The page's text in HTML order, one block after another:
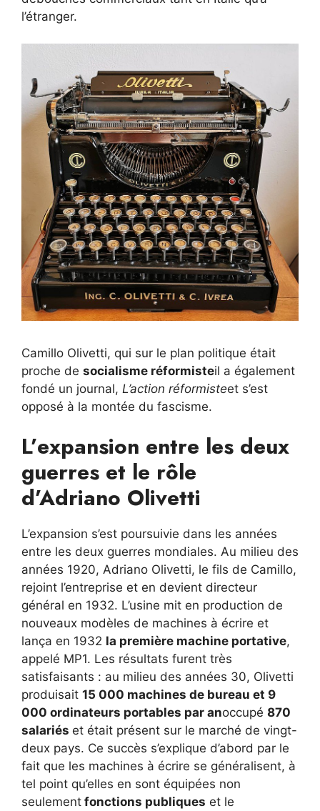
l’étranger.
Camillo Olivetti, qui sur le plan politique était
proche de socialisme réformisteil a également
fondé un journal, L’action réformisteet s’est
opposé à la montée du fascisme.
L’expansion entre les deux
guerres et le rôle
d’Adriano Olivetti
L’expansion s’est poursuivie dans les années
entre les deux guerres mondiales. Au milieu des
années 1920, Adriano Olivetti, le fils de Camillo,
rejoint l’entreprise et en devient directeur
général en 1932. L’usine mit en production de
nouveaux modèles de machines à écrire et
lança en 1932 la première machine portative,
appelé MP1. Les résultats furent très
satisfaisants : au milieu des années 30, Olivetti
produisait 15 000 machines de bureau et 9
000 ordinateurs portables par anoccupé 870
salariés et était présent sur le marché de vingt-
deux pays. Ce succès s’explique d’abord par le
fait que les machines à écrire se généralisent, à
tel point qu’elles en sont équipées non
seulement fonctions publiques et le